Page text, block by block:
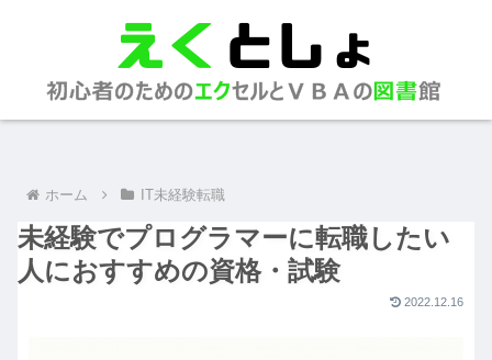
ホーム IT未経験転職
未経験でプログラマーに転職したい
人におすすめの資格・試験
2022.12.16